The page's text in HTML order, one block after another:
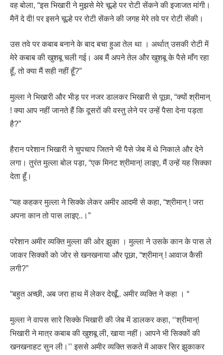
वह बोला, “इस भिखारी ने मुझसे मेरे चूल्हे पर रोटी सेंकने की इजाजत मांगी।
मैनें दे दी! पर इसने चूल्हे पर रोटी सेंकने की जगह मेरे तवे पर रोटी सेंकी।
उस तवे पर कबाब बनाने के बाद बचा हुआ तेल था । अर्थात् उसकी रोटी में
मेरे कबाब की खुशबू चली गई। अब मैं अपने तेल और खुशबू के पैसे माँग रहा
हूँ, तो क्या मैं सही नहीं हूँ?”
मुल्ला ने भिखारी और भीड़ पर नजर डालकर भिखारी से पूछा, “क्यों श्रीमान्
! क्या आप नहीं जानते हैं कि दूसरों की वस्तु लेने पर उन्हें पैसा देना पड़ता
है?”
हैरान परेशान भिखारी ने चुपचाप जितने भी पैसे जेब में थे निकाले और देने
लगा। तुरंत मुल्ला बोल पड़ा, “एक मिनट श्रीमान्! लाइए, मैं उन्हें यह सिक्का
देता हूँ।
“यह कहकर मुल्ला ने सिक्के लेकर अमीर आदमी से कहा, “श्रीमान् ! जरा
अपना कान तो पास लाइए..।”
परेशान अमीर व्यक्ति मुल्ला की ओर झुका । मुल्ला ने उसके कान के पास ले
जाकर सिक्कों को जोर से खनखनाया और पूछा, “श्रीमान् ! आवाज कैसी
लगी?”
“बहुत अच्छी, अब जरा हाथ में लेकर देखूँ.. अमीर व्यक्ति ने कहा । “
मुल्ला ने वापस सारे सिक्के भिखारी की जेब में डालकर कहा, ‘‘श्रीमान्!
भिखारी ने मात्र कबाब की खुशबू ली, खाया नहीं। आपने भी सिक्कों की
खनखनाहट सुन ली।’’ इससे अमीर व्यक्ति सकते में आकर सिर झुकाकर